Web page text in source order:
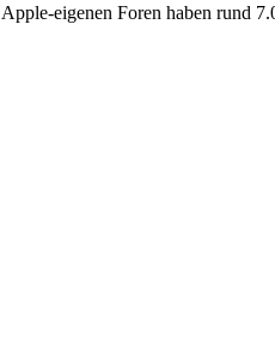
eigenen Foren haben rund